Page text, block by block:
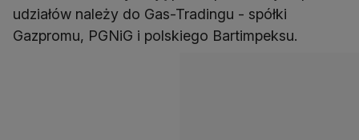
udziałów należy do Gas-Tradingu - spółki
Gazpromu, PGNiG i polskiego Bartimpeksu.